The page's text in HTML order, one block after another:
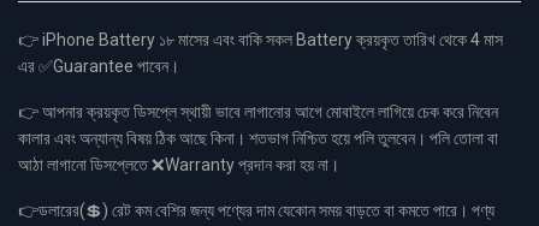
👉 iPhone Battery ১৮ মাসের এবং বাকি সকল Battery ক্রয়কৃত তারিখ থেকে 4 মাস
এর ✅Guarantee পাবেন।
👉 আপনার ক্রয়কৃত ডিসপ্লে স্থায়ী ভাবে লাগানোর আগে মোবাইলে লাগিয়ে চেক করে নিবেন
কালার এবং অন্যান্য বিষয় ঠিক আছে কিনা। শতভাগ নিশ্চিত হয়ে পলি তুলবেন। পলি তোলা বা
আঠা লাগানো ডিসপ্লেতে ❌Warranty প্রদান করা হয় না।
👉ডলারের(💲) রেট কম বেশির জন্য পণ্যের দাম যেকোন সময় বাড়তে বা কমতে পারে। পণ্য